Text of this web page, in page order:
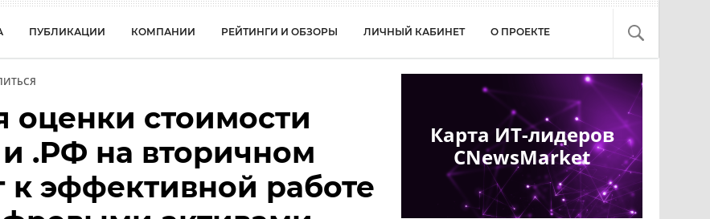
ПУБЛИКАЦИИ КОМПАНИИ РЕЙТИНГИ И ОБЗОРЫ ЛИЧНЫЙ КАБИНЕТ О ПРОЕКТЕ
оценки стоимости
.РФ на вторичном
эффективной работе
Карта ИТ-лидеров
CNewsMarket